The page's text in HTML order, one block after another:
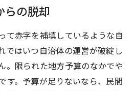
らの脱却
て赤字を補填しているような自
ではいつ自治体の運営が破綻し
。限られた地方予算のなかでや
す。予算が足りないなら、民間